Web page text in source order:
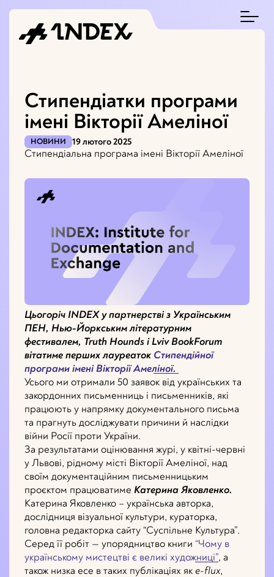
Стипендіатки програми
імені Вікторії Амеліної
НОВИНИ 19 лютого 2025
Стипендіальна програма імені Вікторії Амеліної
Цьогоріч INDEX у партнерстві з Українським
ПЕН, Нью-Йоркським літературним
фестивалем, Truth Hounds і Lviv BookForum
вітатиме перших лауреаток Стипендійної
програми імені Вікторії Амеліної.
Усього ми отримали 50 заявок від українських та
закордонних письменниць і письменників, які
працюють у напрямку документального письма
та прагнуть досліджувати причини й наслідки
війни Росії проти України.
За результатами оцінювання журі, у квітні-червні
у Львові, рідному місті Вікторії Амеліної, над
своїм документаційним письменницьким
проєктом працюватиме Катерина Яковленко.
Катерина Яковленко – українська авторка,
дослідниця візуальної культури, кураторка,
головна редакторка сайту “Суспільне Культура”.
Серед її робіт — упорядництво книги “Чому в
українському мистецтві є великі художниці”, а
також низка есе в таких публікаціях як e-flux,